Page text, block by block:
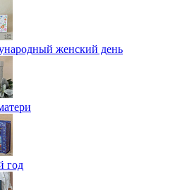
женский день
год